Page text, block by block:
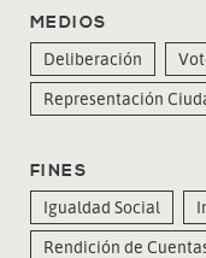
MEDIOS
Deliberación
Representación
FINES
Igualdad Social
Rendición de